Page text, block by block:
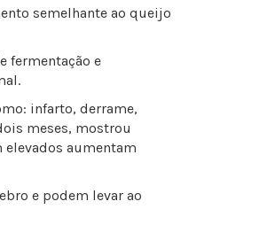
semelhante ao queijo
fermentação e
infarto, derrame,
meses, mostrou
aumentam
e podem levar ao